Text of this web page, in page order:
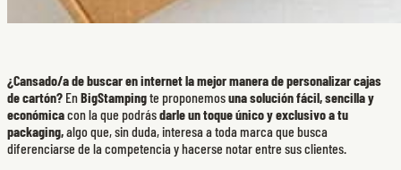
¿Cansado/a de buscar en internet la mejor manera de personalizar cajas
de cartón? EnBigStampingte proponemosuna solución fácil, sencilla y
económicacon la que podrásdarle un toque único y exclusivo a tu
packaging,algo que, sin duda, interesa a toda marca que busca
diferenciarse de la competencia y hacerse notar entre sus clientes.